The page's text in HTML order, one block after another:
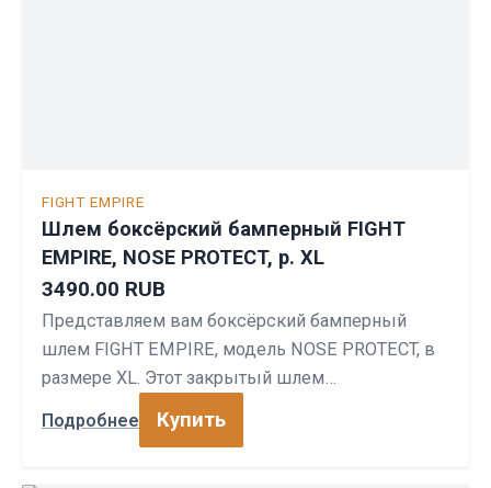
FIGHT EMPIRE
Шлем боксёрский бамперный FIGHT
EMPIRE, NOSE PROTECT, р. XL
3490.00 RUB
Представляем вам боксёрский бамперный
шлем FIGHT EMPIRE, модель NOSE PROTECT, в
размере XL. Этот закрытый шлем…
Подробнее Купить